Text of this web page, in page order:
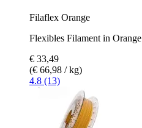
Filaflex Orange
Flexibles Filament in Orange
€ 33,49
(€ 66,98 / kg)
4.8 (13)